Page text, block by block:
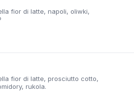
fior di latte, napoli, oliwki,
fior di latte, prosciutto cotto,
rukola.